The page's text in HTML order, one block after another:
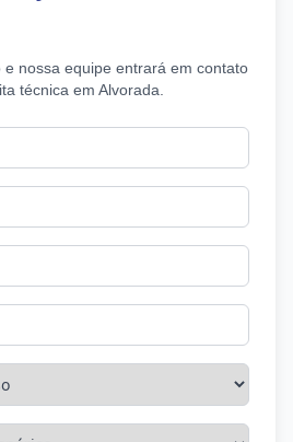
nossa equipe entrará em contato
técnica em Alvorada.